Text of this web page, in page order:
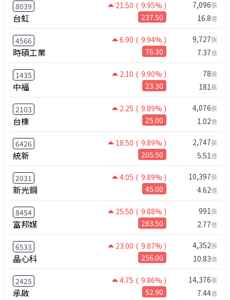
8039 21.50 ( 9.95% )
台虹 237.50
7,096張
16.8億
4566 6.90 ( 9.94% )
時碩工業 76.30
9,727張
7.37億
1435 2.10 ( 9.90% )
中福 23.30
78張
181萬
2103 2.25 ( 9.89% )
台橡 25.00
4,076張
1.02億
6426 18.50 ( 9.89% )
統新 205.50
2,747張
5.51億
2031 4.05 ( 9.89% )
新光鋼 45.00
10,397張
4.62億
8454 25.50 ( 9.88% )
富邦媒 283.50
991張
2.77億
6533 23.00 ( 9.87% )
晶心科 256.00
4,352張
10.83億
2425 4.75 ( 9.86% )
承啟 52.90
14,376張
7.44億